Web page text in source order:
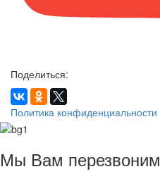
Поделиться:
Политика конфиденциальности
Мы Вам перезвоним